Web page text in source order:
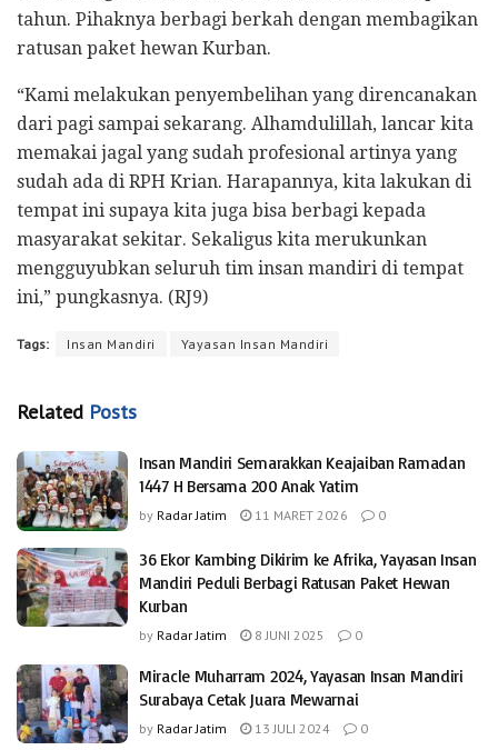
tahun. Pihaknya berbagi berkah dengan membagikan
ratusan paket hewan Kurban.
“Kami melakukan penyembelihan yang direncanakan
dari pagi sampai sekarang. Alhamdulillah, lancar kita
memakai jagal yang sudah profesional artinya yang
sudah ada di RPH Krian. Harapannya, kita lakukan di
tempat ini supaya kita juga bisa berbagi kepada
masyarakat sekitar. Sekaligus kita merukunkan
mengguyubkan seluruh tim insan mandiri di tempat
ini,” pungkasnya. (RJ9)
Tags: Insan Mandiri Yayasan Insan Mandiri
Related Posts
Insan Mandiri Semarakkan Keajaiban Ramadan
1447 H Bersama 200 Anak Yatim
by Radar Jatim 11 MARET 2026 0
36 Ekor Kambing Dikirim ke Afrika, Yayasan Insan
Mandiri Peduli Berbagi Ratusan Paket Hewan
Kurban
by Radar Jatim 8 JUNI 2025 0
Miracle Muharram 2024, Yayasan Insan Mandiri
Surabaya Cetak Juara Mewarnai
by Radar Jatim 13 JULI 2024 0